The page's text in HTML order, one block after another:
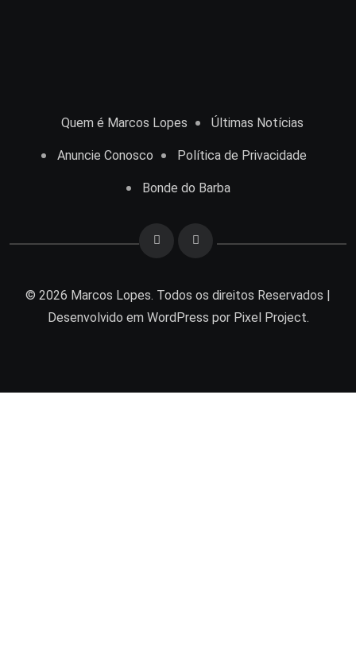
Quem é Marcos Lopes Últimas Notícias
Anuncie Conosco Política de Privacidade
Bonde do Barba
© 2026 Marcos Lopes. Todos os direitos Reservados |
Desenvolvido em WordPress por Pixel Project.